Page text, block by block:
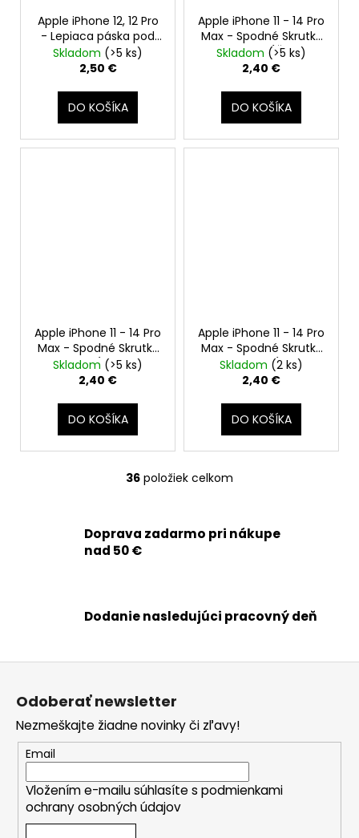
Apple iPhone 12, 12 Pro
- Lepiaca páska pod
batériu Adhesive
Skladom (>5 ks)
2,50 €
DO KOŠÍKA
Apple iPhone 11 - 14 Pro
Max - Spodné Skrutky
Pentalobe (Čierne,
Black, Midnight, Space
Skladom (>5 ks)
2,40 €
DO KOŠÍKA
Apple iPhone 11 - 14 Pro
Max - Spodné Skrutky
Pentalobe (Strieborné,
Silver, White, Starlight)
Skladom (>5 ks)
2,40 €
DO KOŠÍKA
Apple iPhone 11 - 14 Pro
Max - Spodné Skrutky
Pentalobe (Zlaté,
Gold)
Skladom (2 ks)
2,40 €
DO KOŠÍKA
O
á
i
e
r
v
p
i
s
36 položiek celkom
Doprava zadarmo pri nákupe
nad 50 €
Dodanie nasledujúci pracovný deň
Odoberať newsletter
Nezmeškajte žiadne novinky či zľavy!
Email
Vložením e-mailu súhlasíte s podmienkami
ochrany osobných údajov